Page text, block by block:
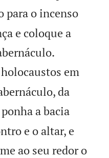
para o incenso
e coloque a
em
da
ponha a bacia
e o altar, e
ao seu redor o